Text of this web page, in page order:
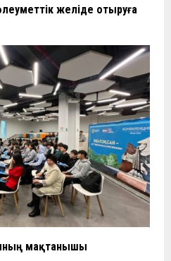
желіде отыруға
мақтанышы